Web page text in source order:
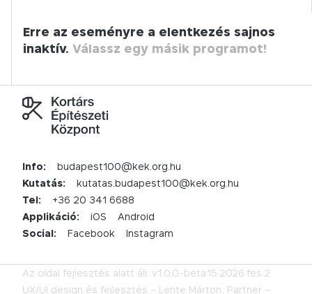
Erre az eseményre a elentkezés sajnos
inaktív. Válassz egy másik programot!
Info:
budapest100@kek.org.hu
Kutatás:
kutatas.budapest100@kek.org.hu
Tel:
+36 20 341 6688
Applikáció:
iOS
Android
Social:
Facebook Instagram
Az oldal fejlesztés alatt áll. v1.0.0-beta.15.2026.fes.2
UX/UI design és fejlesztés – Lente Márton, Partner –